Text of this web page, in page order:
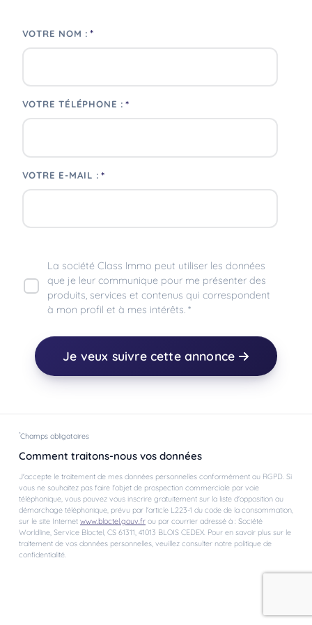
VOTRE NOM : *
VOTRE TÉLÉPHONE : *
VOTRE E-MAIL : *
La société Class Immo peut utiliser les données
que je leur communique pour me présenter des
produits, services et contenus qui correspondent
à mon profil et à mes intérêts. *
Je veux suivre cette annonce
*Champs obligatoires
Comment traitons-nous vos données
J'accepte le traitement de mes données personnelles conformément au RGPD. Si
vous ne souhaitez pas faire l'objet de prospection commerciale par voie
téléphonique, vous pouvez vous inscrire gratuitement sur la liste d'opposition au
démarchage téléphonique, prévu par l'article L223-1 du code de la consommation,
sur le site Internet www.bloctel.gouv.fr ou par courrier adressé à : Société
Worldline, Service Bloctel, CS 61311, 41013 BLOIS CEDEX. Pour en savoir plus sur le
traitement de vos données personnelles, veuillez consulter notre politique de
confidentialité.